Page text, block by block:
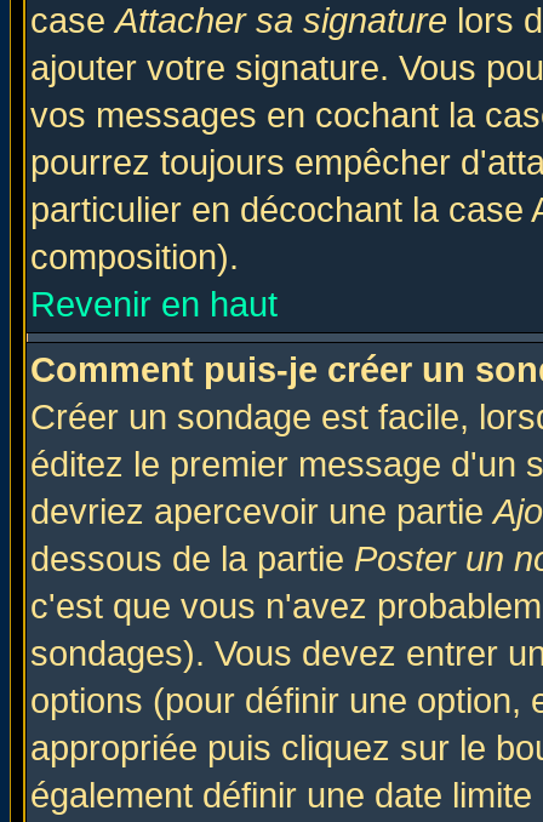
caseAttacher sa signature lors
ajouter votre signature. Vous
vos messages en cochant la
pourrez toujours empêcher
particulier en décochant la
composition).
Revenir en haut
Comment puis-je créer un
Créer un sondage est facile,
éditez le premier message d'un
devriez apercevoir une partie
dessous de la partie Poster un
c'est que vous n'avez
sondages). Vous devez entrer
options (pour définir une option,
appropriée puis cliquez sur le
également définir une date